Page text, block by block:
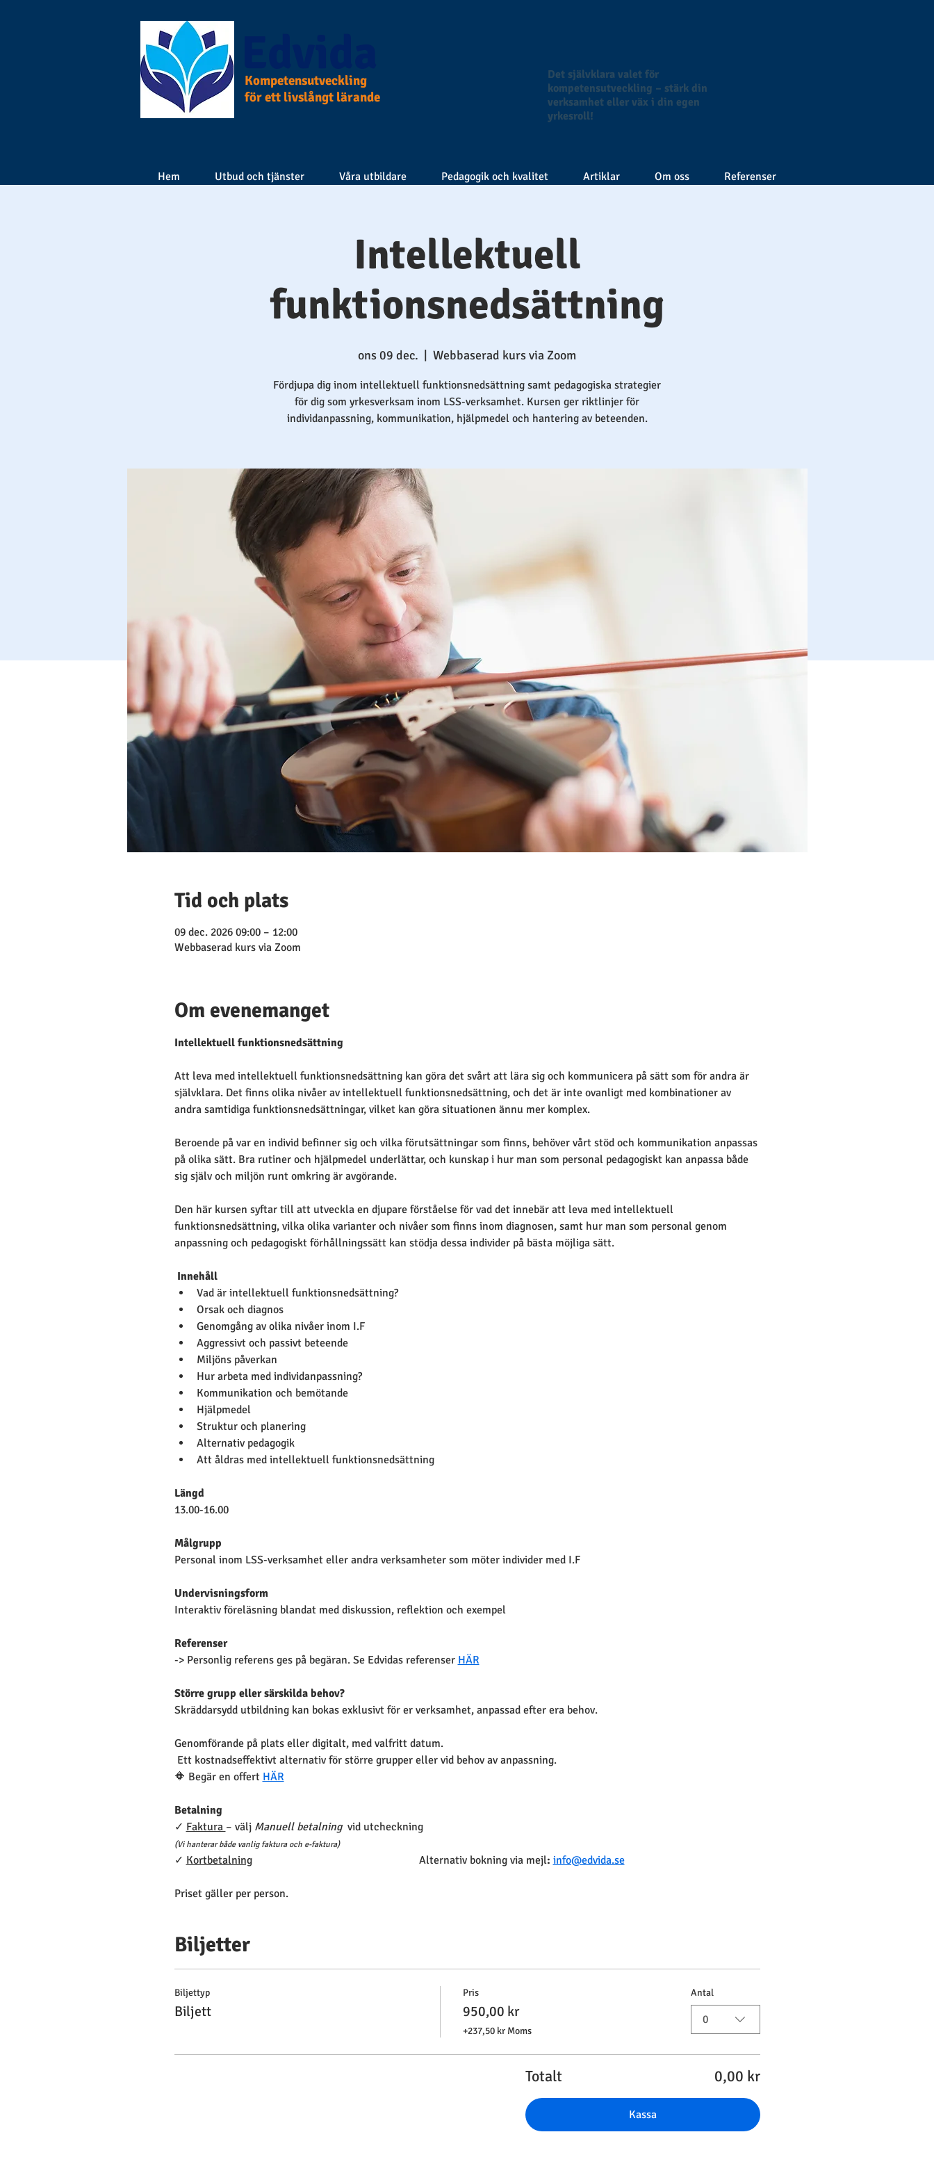
Kompetensutveckling
för ett livslångt lärande
Det självklara valet för
kompetensutveckling – stärk din
verksamhet eller väx i din egen
yrkesroll!
Hem Utbud och tjänster Våra utbildare Pedagogik och kvalitet Artiklar Om oss Referenser
Intellektuell
funktionsnedsättning
ons 09 dec. Webbaserad kurs via Zoom
Fördjupa dig inom intellektuell funktionsnedsättning samt pedagogiska strategier
för dig som yrkesverksam inom LSS-verksamhet. Kursen ger riktlinjer för
individanpassning, kommunikation, hjälpmedel och hantering av beteenden.
Tid och plats
09 dec. 2026 09:00 – 12:00
Webbaserad kurs via Zoom
Om evenemanget
Intellektuell funktionsnedsättning
Att leva med intellektuell funktionsnedsättning kan göra det svårt att lära sig och kommunicera på sätt som för andra är
självklara. Det finns olika nivåer av intellektuell funktionsnedsättning, och det är inte ovanligt med kombinationer av
andra samtidiga funktionsnedsättningar, vilket kan göra situationen ännu mer komplex.
Beroende på var en individ befinner sig och vilka förutsättningar som finns, behöver vårt stöd och kommunikation anpassas
på olika sätt. Bra rutiner och hjälpmedel underlättar, och kunskap i hur man som personal pedagogiskt kan anpassa både
sig själv och miljön runt omkring är avgörande.
Den här kursen syftar till att utveckla en djupare förståelse för vad det innebär att leva med intellektuell
funktionsnedsättning, vilka olika varianter och nivåer som finns inom diagnosen, samt hur man som personal genom
anpassning och pedagogiskt förhållningssätt kan stödja dessa individer på bästa möjliga sätt.
Innehåll
Vad är intellektuell funktionsnedsättning?
Orsak och diagnos
Genomgång av olika nivåer inom I.F
Aggressivt och passivt beteende
Miljöns påverkan
Hur arbeta med individanpassning?
Kommunikation och bemötande
Hjälpmedel
Struktur och planering
Alternativ pedagogik
Att åldras med intellektuell funktionsnedsättning
Längd
13.00-16.00
Målgrupp
Personal inom LSS-verksamhet eller andra verksamheter som möter individer med I.F
Undervisningsform
Interaktiv föreläsning blandat med diskussion, reflektion och exempel
Referenser
-> Personlig referens ges på begäran. Se Edvidas referenser HÄR
Större grupp eller särskilda behov?
Skräddarsydd utbildning kan bokas exklusivt för er verksamhet, anpassad efter era behov.
Genomförande på plats eller digitalt, med valfritt datum.
Ett kostnadseffektivt alternativ för större grupper eller vid behov av anpassning.
🔶 Begär en offert HÄR
Betalning
✓ Faktura – välj Manuell betalning vid utcheckning
(Vi hanterar både vanlig faktura och e-faktura)
✓ Kortbetalning Alternativ bokning via mejl: info@edvida.se
Priset gäller per person.
Biljetter
Biljettyp
Biljett
Pris
950,00 kr
+237,50 kr Moms
Antal
0
Totalt 0,00 kr
Kassa